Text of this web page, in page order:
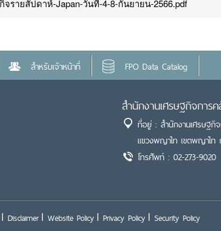
จรายสัปดาห์-Japan-วันที่-4-8-กันยายน-2566.pdf
สำหรับเจ้าหน้าที่ FPO Data Catalog
สำนักงานเศรษฐกิจการ
ที่อยู่ : สำนักงานเศรษฐ
แขวงพญาไท เขตพญาไท
โทรศัพท์ : 02-273-9020
Disclaimer Website Policy Privacy Policy Security Policy